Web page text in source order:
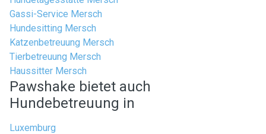
Gassi-Service Mersch
Hundesitting Mersch
Katzenbetreuung Mersch
Tierbetreuung Mersch
Haussitter Mersch
Pawshake bietet auch
Hundebetreuung in
Luxemburg